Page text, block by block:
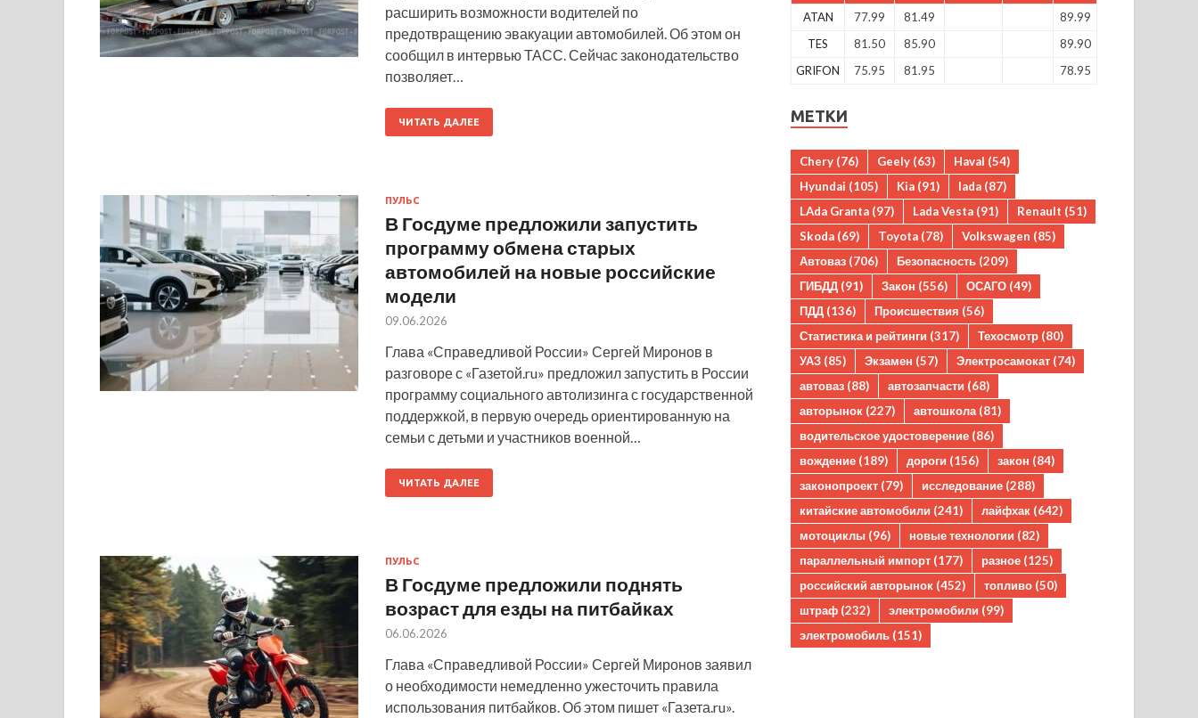
расширить возможности водителей по
предотвращению эвакуации автомобилей. Об этом он
сообщил в интервью ТАСС. Сейчас законодательство
позволяет…
ЧИТАТЬ ДАЛЕЕ
ПУЛЬС
В Госдуме предложили запустить
программу обмена старых
автомобилей на новые российские
модели
09.06.2026
Глава «Справедливой России» Сергей Миронов в
разговоре с «Газетой.ru» предложил запустить в России
программу социального автолизинга с государственной
поддержкой, в первую очередь ориентированную на
семьи с детьми и участников военной…
ЧИТАТЬ ДАЛЕЕ
ПУЛЬС
В Госдуме предложили поднять
возраст для езды на питбайках
06.06.2026
Глава «Справедливой России» Сергей Миронов заявил
о необходимости немедленно ужесточить правила
использования питбайков. Об этом пишет «Газета.ru».
ATAN 77.99 81.49
89.99
TES
81.50 85.90
89.90
GRIFON
75.95 81.95 78.95
МЕТКИ
Chery (76) Geely (63) Haval (54)
Hyundai (105) Kia (91) lada (87)
LAda Granta (97) Lada Vesta (91) Renault (51)
Skoda (69) Toyota (78) Volkswagen (85)
Автоваз (706) Безопасность (209)
ГИБДД (91) Закон (556) ОСАГО (49)
ПДД (136) Происшествия (56)
Статистика и рейтинги (317) Техосмотр (80)
УАЗ (85) Экзамен (57) Электросамокат (74)
автоваз (88) автозапчасти (68)
авторынок (227) автошкола (81)
водительское удостоверение (86)
вождение (189) дороги (156) закон (84)
законопроект (79) исследование (288)
китайские автомобили (241) лайфхак (642)
мотоциклы (96) новые технологии (82)
параллельный импорт (177) разное (125)
российский авторынок (452) топливо (50)
штраф (232) электромобили (99)
электромобиль (151)